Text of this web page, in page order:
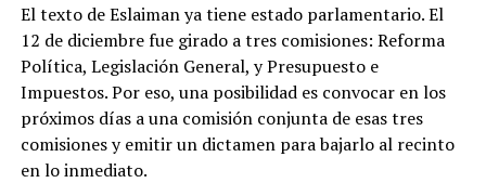
El texto de Eslaiman ya tiene estado parlamentario. El
12 de diciembre fue girado a tres comisiones: Reforma
Política, Legislación General, y Presupuesto e
Impuestos. Por eso, una posibilidad es convocar en los
próximos días a una comisión conjunta de esas tres
comisiones y emitir un dictamen para bajarlo al recinto
en lo inmediato.